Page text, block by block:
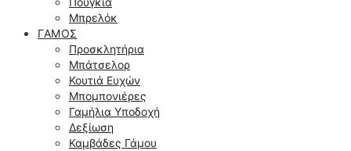
Μπρελόκ
ΓΆΜΟΣ
Προσκλητήρια
Μπάτσελορ
Κουτιά Ευχών
Μπομπονιέρες
Γαμήλια Υποδοχή
Δεξίωση
Καμβάδες Γάμου